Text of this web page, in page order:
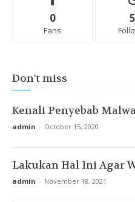
0
Fans
Don't miss
Kenali Penyebab
admin - October 15, 2020
Lakukan Hal Ini Agar
admin - November 18, 2021